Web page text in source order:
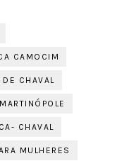
CAMOCIM
DE CHAVAL
CHAVAL
MULHERES